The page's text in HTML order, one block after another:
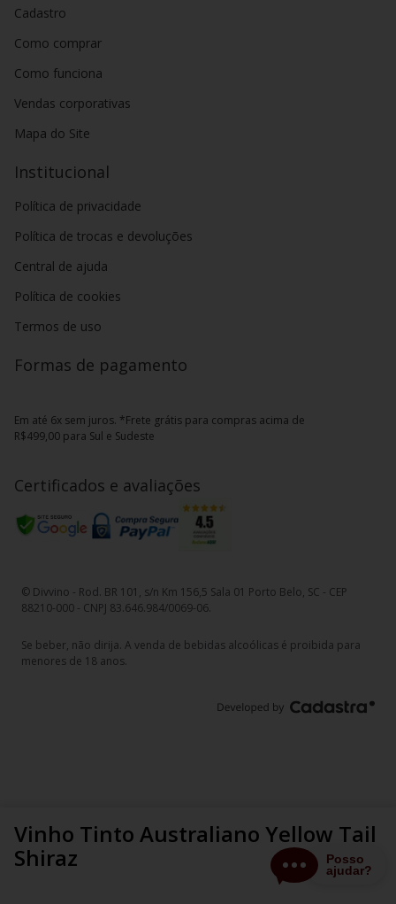
Vinho Tinto Australiano Yellow Tail
Shiraz
Cadastro
Como comprar
Como funciona
Vendas corporativas
Mapa do Site
Institucional
Política de privacidade
Política de trocas e devoluções
Central de ajuda
Política de cookies
Termos de uso
Formas de pagamento
Em até 6x sem juros. *Frete grátis para compras acima de
R$499,00 para Sul e Sudeste
Certificados e avaliações
© Divvino - Rod. BR 101, s/n Km 156,5 Sala 01 Porto Belo, SC - CEP
88210-000 - CNPJ 83.646.984/0069-06.
Se beber, não dirija. A venda de bebidas alcoólicas é proibida para
menores de 18 anos.